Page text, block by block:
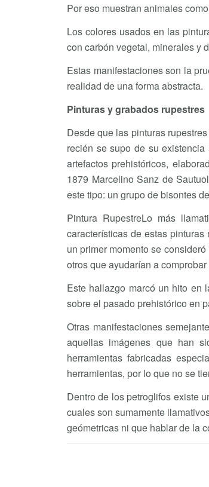
Por eso muestran animales
Los colores usados en las
con carbón vegetal, minerales y
Estas manifestaciones son la
realidad de una forma abstracta.
Pinturas y grabados rupestres
Desde que las pinturas
recién se supo de su
artefactos prehistóricos,
1879 Marcelino Sanz de
este tipo: un grupo de bisontes
Pintura RupestreLo más
características de estas
un primer momento se
otros que ayudarían a
Este hallazgo marcó un hito en
sobre el pasado prehistórico en
Otras manifestaciones
aquellas imágenes que han
herramientas fabricadas
herramientas, por lo que no se
Dentro de los petroglifos existe
cuales son sumamente
geómetricas ni que hablar de la